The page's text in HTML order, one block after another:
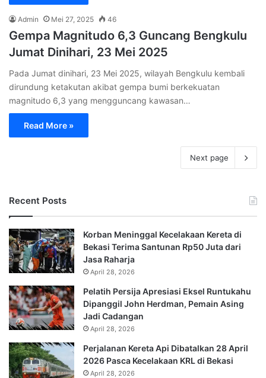
Admin Mei 27, 2025 46
Gempa Magnitudo 6,3 Guncang Bengkulu
Jumat Dinihari, 23 Mei 2025
Pada Jumat dinihari, 23 Mei 2025, wilayah Bengkulu kembali
dirundung ketakutan akibat gempa bumi berkekuatan
magnitudo 6,3 yang mengguncang kawasan…
Read More »
Next page
Recent Posts
Korban Meninggal Kecelakaan Kereta di
Bekasi Terima Santunan Rp50 Juta dari
Jasa Raharja
April 28, 2026
Pelatih Persija Apresiasi Eksel Runtukahu
Dipanggil John Herdman, Pemain Asing
Jadi Cadangan
April 28, 2026
Perjalanan Kereta Api Dibatalkan 28 April
2026 Pasca Kecelakaan KRL di Bekasi
April 28, 2026